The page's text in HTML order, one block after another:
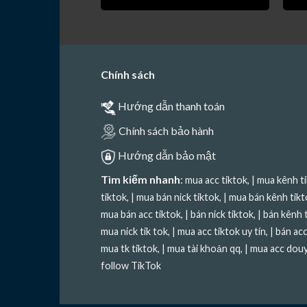
Chính sách
Hướng dẫn thanh toán
Chính sách bảo hành
Hướng dẫn bảo mật
Tìm kiếm nhanh: mua acc tiktok, | mua kênh
tiktok, | mua bán nick tiktok, | mua bán kênh
mua bán acc tiktok, | bán nick tiktok, | bán kênh
mua nick tik tok, | mua acc tiktok uy tín, | bán
mua tk tiktok, | mua tài khoản qq, | mua acc
follow TikTok